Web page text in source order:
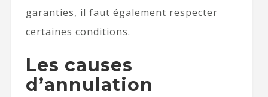
garanties, il faut également respecter
certaines conditions.
Les causes
d’annulation